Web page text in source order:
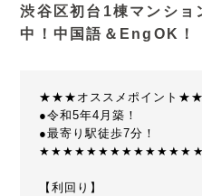
渋谷区初台1棟マンショ
中！中国語＆EngOK！
★★★オススメポイン
●令和5年4月築！
●最寄り駅徒歩7分！
【利回り】